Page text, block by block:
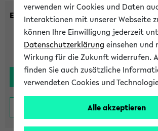
Einrichtung:
verwenden wir Cookies und Daten
Interaktionen mit unserer Webseite
können Ihre Einwilligung jederzeit
Datenschutzerklärung einsehen und
Wirkung für die Zukunft widerrufen.
finden Sie auch zusätzliche
verwendeten Cookies und
Alle akzeptieren